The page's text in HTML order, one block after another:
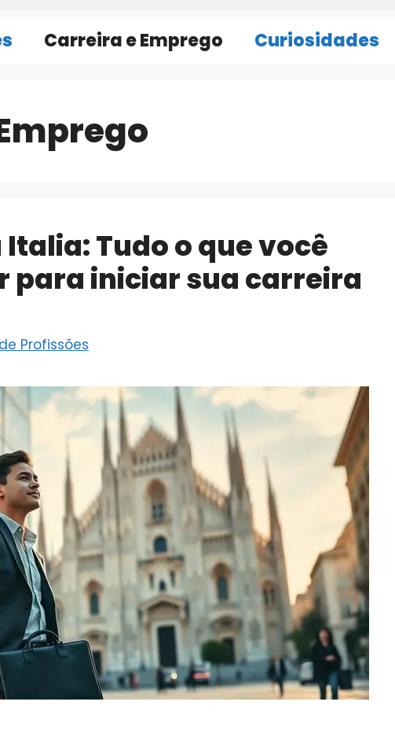
Carreira e Emprego Curiosidades
Tudo o que você
para iniciar sua carreira
Profissões